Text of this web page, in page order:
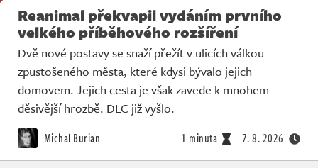
Reanimal překvapil vydáním prvního
velkého příběhového rozšíření
Dvě nové postavy se snaží přežít v ulicích válkou
zpustošeného města, které kdysi bývalo jejich
domovem. Jejich cesta je však zavede k mnohem
děsivější hrozbě. DLC již vyšlo.
Michal Burian 1 minuta 7. 8. 2026